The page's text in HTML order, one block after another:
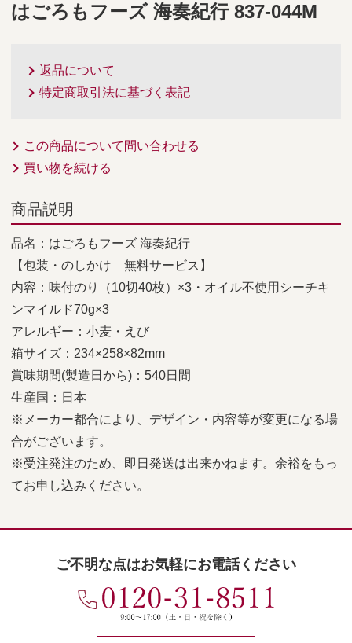
はごろもフーズ 海奏紀行 837-044M
返品について
特定商取引法に基づく表記
この商品について問い合わせる
買い物を続ける
商品説明
品名：はごろもフーズ 海奏紀行
【包装・のしかけ 無料サービス】
内容：味付のり（10切40枚）×3・オイル不使用シーチキ
ンマイルド70g×3
アレルギー：小麦・えび
箱サイズ：234×258×82mm
賞味期間(製造日から)：540日間
生産国：日本
※メーカー都合により、デザイン・内容等が変更になる場
合がございます。
※受注発注のため、即日発送は出来かねます。余裕をもっ
てお申し込みください。
ご不明な点はお気軽にお電話ください